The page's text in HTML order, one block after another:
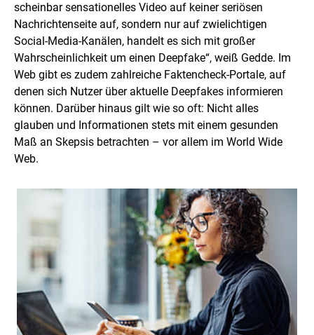
scheinbar sensationelles Video auf keiner seriösen
Nachrichtenseite auf, sondern nur auf zwielichtigen
Social-Media-Kanälen, handelt es sich mit großer
Wahrscheinlichkeit um einen Deepfake“, weiß Gedde. Im
Web gibt es zudem zahlreiche Faktencheck-Portale, auf
denen sich Nutzer über aktuelle Deepfakes informieren
können. Darüber hinaus gilt wie so oft: Nicht alles
glauben und Informationen stets mit einem gesunden
Maß an Skepsis betrachten – vor allem im World Wide
Web.